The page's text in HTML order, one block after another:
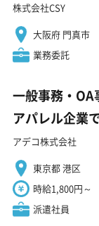
株式会社CSY
大阪府 門真市
業務委託
一般事務・
アパレル企業
アデコ株式会社
東京都 港区
時給1,800円～
派遣社員